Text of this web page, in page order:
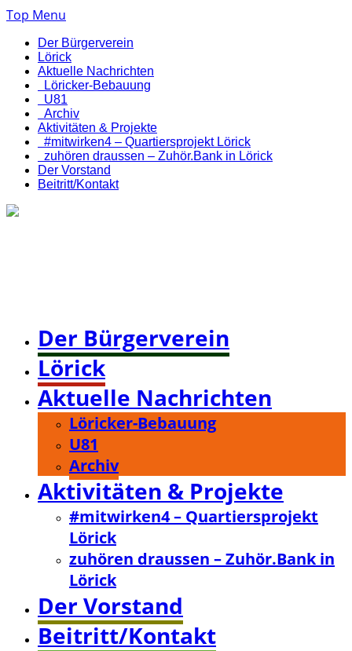
Top Menu
Der Bürgerverein
Lörick
Aktuelle Nachrichten
Löricker-Bebauung
U81
Archiv
Aktivitäten & Projekte
#mitwirken4 – Quartiersprojekt Lörick
zuhören draussen – Zuhör.Bank in Lörick
Der Vorstand
Beitritt/Kontakt
Der Bürgerverein
Lörick
Aktuelle Nachrichten
Löricker-Bebauung
U81
Archiv
Aktivitäten & Projekte
#mitwirken4 – Quartiersprojekt
Lörick
zuhören draussen – Zuhör.Bank in
Lörick
Der Vorstand
Beitritt/Kontakt